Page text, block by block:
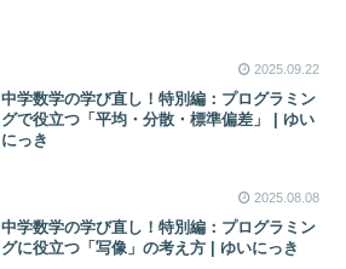
2025.09.22
中学数学の学び直し！特別編：プログラミン
グで役立つ「平均・分散・標準偏差」 | ゆい
にっき
2025.08.08
中学数学の学び直し！特別編：プログラミン
グに役立つ「写像」の考え方 | ゆいにっき